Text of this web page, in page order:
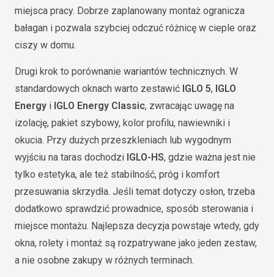
miejsca pracy. Dobrze zaplanowany montaż ogranicza
bałagan i pozwala szybciej odczuć różnicę w cieple oraz
ciszy w domu.
Drugi krok to porównanie wariantów technicznych. W
standardowych oknach warto zestawić IGLO 5, IGLO
Energy i IGLO Energy Classic, zwracając uwagę na
izolację, pakiet szybowy, kolor profilu, nawiewniki i
okucia. Przy dużych przeszkleniach lub wygodnym
wyjściu na taras dochodzi IGLO-HS, gdzie ważna jest nie
tylko estetyka, ale też stabilność, próg i komfort
przesuwania skrzydła. Jeśli temat dotyczy osłon, trzeba
dodatkowo sprawdzić prowadnice, sposób sterowania i
miejsce montażu. Najlepsza decyzja powstaje wtedy, gdy
okna, rolety i montaż są rozpatrywane jako jeden zestaw,
a nie osobne zakupy w różnych terminach.